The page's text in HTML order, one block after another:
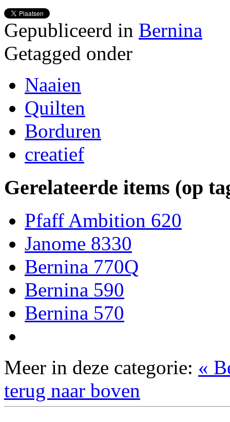
Gepubliceerd in Bernina
Getagged onder
Naaien
Quilten
Borduren
creatief
Gerelateerde items (op
Pfaff Ambition 620
Janome 8330
Bernina 770Q
Bernina 590
Bernina 570
Meer in deze categorie: «
terug naar boven